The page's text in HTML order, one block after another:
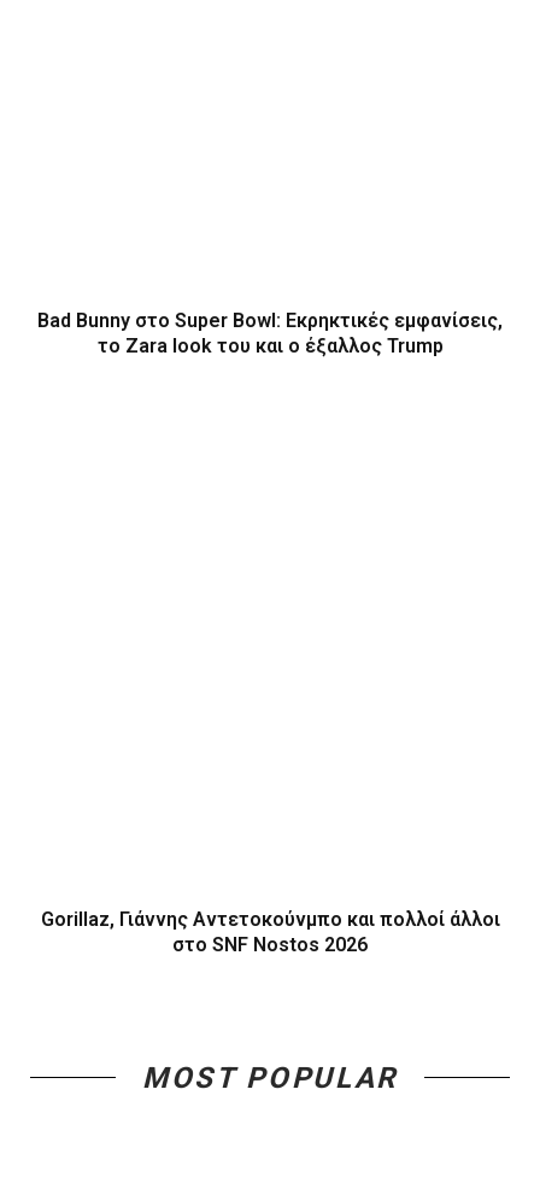
Bad Bunny στο Super Bowl: Εκρηκτικές εμφανίσεις,
το Zara look του και ο έξαλλος Trump
Gorillaz, Γιάννης Αντετοκούνμπο και πολλοί άλλοι
στο SNF Nostos 2026
MOST POPULAR